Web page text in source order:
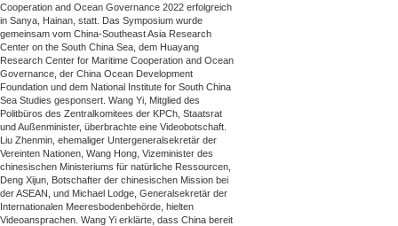
Cooperation and Ocean Governance 2022 erfolgreich
in Sanya, Hainan, statt. Das Symposium wurde
gemeinsam vom China-Southeast Asia Research
Center on the South China Sea, dem Huayang
Research Center for Maritime Cooperation and Ocean
Governance, der China Ocean Development
Foundation und dem National Institute for South China
Sea Studies gesponsert. Wang Yi, Mitglied des
Politbüros des Zentralkomitees der KPCh, Staatsrat
und Außenminister, überbrachte eine Videobotschaft.
Liu Zhenmin, ehemaliger Untergeneralsekretär der
Vereinten Nationen, Wang Hong, Vizeminister des
chinesischen Ministeriums für natürliche Ressourcen,
Deng Xijun, Botschafter der chinesischen Mission bei
der ASEAN, und Michael Lodge, Generalsekretär der
Internationalen Meeresbodenbehörde, hielten
Videoansprachen. Wang Yi erklärte, dass China bereit